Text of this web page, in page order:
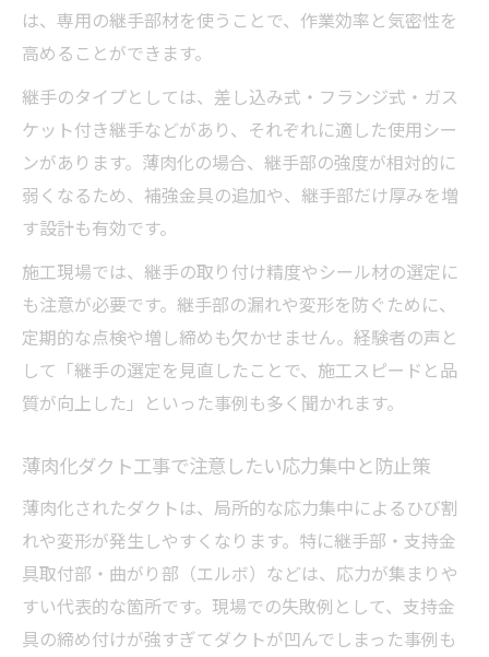
スパイラルダクトやシームダクト活用の最
適場面
は、専用の継手部材を使うことで、作業効率と気密性を
高めることができます。
継手のタイプとしては、差し込み式・フランジ式・ガス
ケット付き継手などがあり、それぞれに適した使用シー
ンがあります。薄肉化の場合、継手部の強度が相対的に
弱くなるため、補強金具の追加や、継手部だけ厚みを増
す設計も有効です。
施工現場では、継手の取り付け精度やシール材の選定に
も注意が必要です。継手部の漏れや変形を防ぐために、
定期的な点検や増し締めも欠かせません。経験者の声と
して「継手の選定を見直したことで、施工スピードと品
質が向上した」といった事例も多く聞かれます。
薄肉化ダクト工事で注意したい応力集中と防止策
薄肉化されたダクトは、局所的な応力集中によるひび割
れや変形が発生しやすくなります。特に継手部・支持金
具取付部・曲がり部（エルボ）などは、応力が集まりや
すい代表的な箇所です。現場での失敗例として、支持金
具の締め付けが強すぎてダクトが凹んでしまった事例も